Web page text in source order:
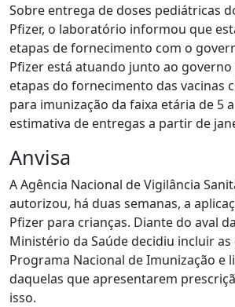
Sobre entrega de doses pediátricas
Pfizer, o laboratório informou que
etapas de fornecimento com o
Pfizer está atuando junto ao
etapas do fornecimento das vacinas
para imunização da faixa etária de 5
estimativa de entregas a partir de
Anvisa
A Agência Nacional de Vigilância
autorizou, há duas semanas, a
Pfizer para crianças. Diante do aval
Ministério da Saúde decidiu incluir as
Programa Nacional de Imunização e
daquelas que apresentarem
isso.